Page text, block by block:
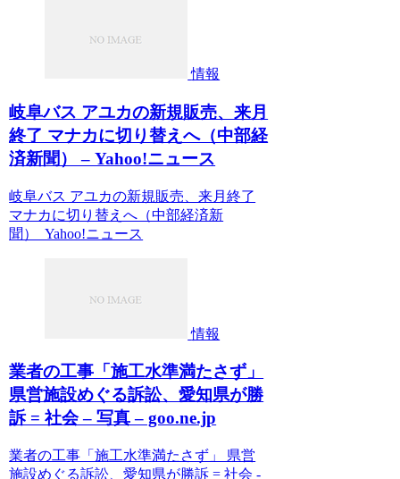
情報
岐阜バス アユカの新規販売、来月
終了 マナカに切り替えへ（中部経
済新聞） – Yahoo!ニュース
岐阜バス アユカの新規販売、来月終了
マナカに切り替えへ（中部経済新
聞） Yahoo!ニュース
情報
業者の工事「施工水準満たさず」
県営施設めぐる訴訟、愛知県が勝
訴 = 社会 – 写真 – goo.ne.jp
業者の工事「施工水準満たさず」 県営
施設めぐる訴訟、愛知県が勝訴 = 社会 -